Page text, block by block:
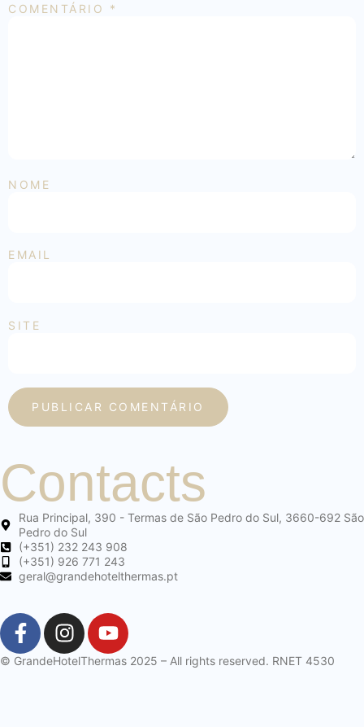
COMENTÁRIO *
NOME
EMAIL
SITE
Contacts
Rua Principal, 390 - Termas de São Pedro do Sul, 3660-692 São
Pedro do Sul
(+351) 232 243 908
(+351) 926 771 243
geral@grandehotelthermas.pt
© GrandeHotelThermas 2025 – All rights reserved. RNET 4530